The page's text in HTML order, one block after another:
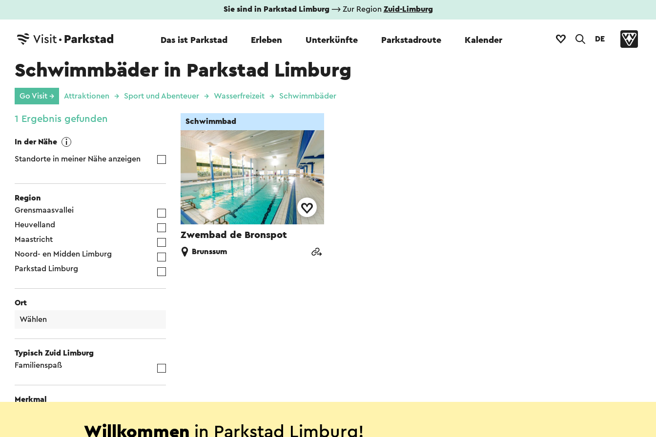
Sie sind in Parkstad Limburg⟶ Zur Region Zuid-Limburg
Das ist Parkstad Erleben Unterkünfte Parkstadroute Kalender DE
Schwimmbäder in Parkstad Limburg
Go Visit → Attraktionen Sport und Abenteuer Wasserfreizeit Schwimmbäder
1 Ergebnis gefunden
In der Nähe
Standorte in meiner Nähe anzeigen
Region
Grensmaasvallei
Heuvelland
Maastricht
Noord- en Midden Limburg
Parkstad Limburg
Ort
Typisch Zuid Limburg
Familienspaß
Merkmal
Zwembad de Bronspot
Schwimmbad
Brunssum
Willkommen in Parkstad Limburg!